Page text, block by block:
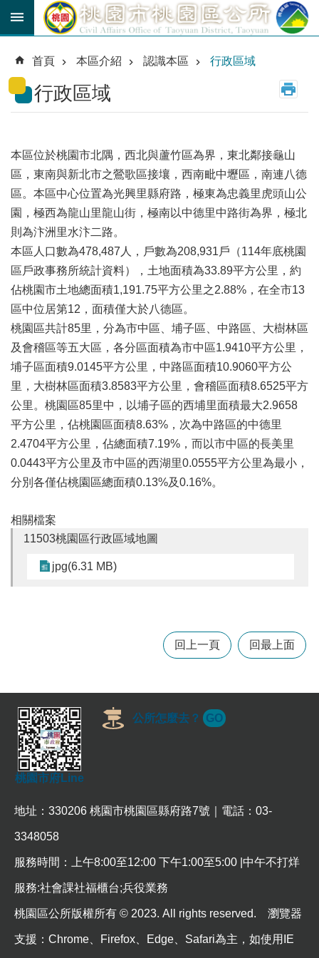
跳到主要內容區塊
育
貼
公
線
市
民
卡
進
階
搜
尋
本
區
介
紹
訊
息
公
告
活
相
關
資
料
回
首
站
導
覽
政
箱
首頁 本區介紹 認識本區 行政區域
行政區域
本區位於桃園市北隅，西北與蘆竹區為界，東北鄰接龜山
區，東南與新北市之鶯歌區接壤，西南毗中壢區，南連八德
區。本區中心位置為光興里縣府路，極東為忠義里虎頭山公
園，極西為龍山里龍山街，極南以中德里中路街為界，極北
則為汴洲里水汴二路。
本區人口數為478,487人，戶數為208,931戶（114年底桃園
區戶政事務所統計資料），土地面積為33.89平方公里，約
佔桃園市土地總面積1,191.75平方公里之2.88%，在全市13
區中位居第12，面積僅大於八德區。
桃園區共計85里，分為市中區、埔子區、中路區、大樹林區
及會稽區等五大區，各分區面積為市中區1.9410平方公里，
埔子區面積9.0145平方公里，中路區面積10.9060平方公
里，大樹林區面積3.8583平方公里，會稽區面積8.6525平方
公里。桃園區85里中，以埔子區的西埔里面積最大2.9658
平方公里，佔桃園區面積8.63%，次為中路區的中德里
2.4704平方公里，佔總面積7.19%，而以市中區的長美里
0.0443平方公里及市中區的西湖里0.0555平方公里為最小，
分別各僅佔桃園區總面積0.13%及0.16%。
相關檔案
11503桃園區行政區域地圖
jpg(6.31 MB)
回上一頁 回最上面
桃園市府Line
公所怎麼去？ GO
地址：330206 桃園市桃園區縣府路7號｜電話：03-
3348058
服務時間：上午8:00至12:00 下午1:00至5:00 |中午不打烊
服務:社會課社福櫃台;兵役業務
桃園區公所版權所有 © 2023. All rights reserved. 瀏覽器
支援：Chrome、Firefox、Edge、Safari為主，如使用IE